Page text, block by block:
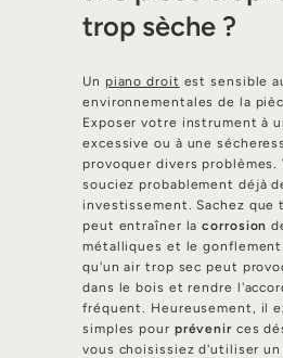
trop sèche ?
Un piano droit est sensible
environnementales de la
Exposer votre instrument à
excessive ou à une
provoquer divers problèmes.
souciez probablement déjà
investissement. Sachez que
peut entraîner lacorrosion
métalliques et le
qu'un air trop sec peut
dans le bois et rendre
fréquent. Heureusement, il
simples pour prévenirces
vous choisissiez d'utiliser un